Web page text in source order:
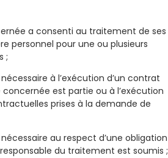
a consenti au traitement de ses
personnel pour une ou plusieurs
;
à l’exécution d’un contrat
est partie ou à l’exécution
prises à la demande de
au respect d’une obligation
du traitement est soumis ;